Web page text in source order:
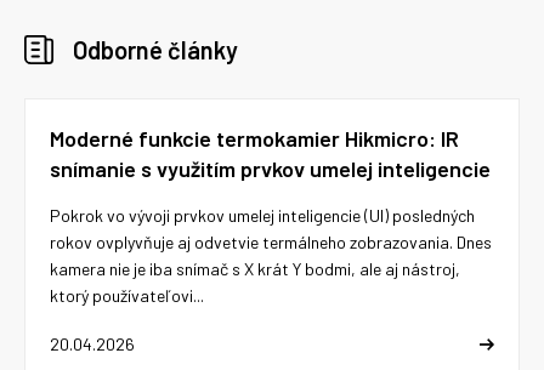
Odborné články
Moderné funkcie termokamier Hikmicro: IR
snímanie s využitím prvkov umelej inteligencie
20.04.2026
Pokrok vo vývoji prvkov umelej inteligencie (UI) posledných
rokov ovplyvňuje aj odvetvie termálneho zobrazovania. Dnes
kamera nie je iba snímač s X krát Y bodmi, ale aj nástroj,
ktorý používateľovi...